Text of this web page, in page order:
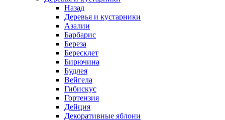
Назад
Деревья и кустарники
Азалии
Барбарис
Береза
Бересклет
Бирючина
Будлея
Вейгела
Гибискус
Гортензия
Дейция
Декоративные яблони